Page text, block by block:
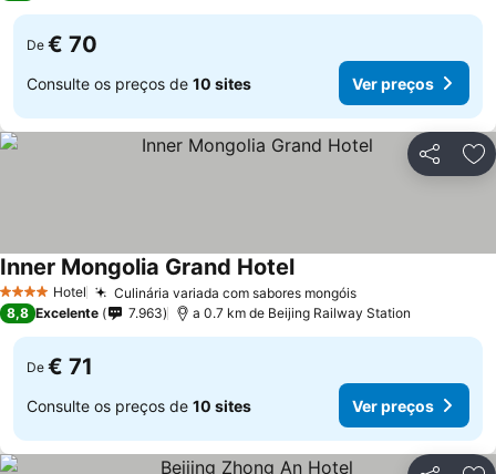
De € 70
Consulte os preços de 10 sites Ver preços
Partilhar
4 EstrelasHotel Culinária variada com sabores mongóis
Inner Mongolia Grand Hotel
8,8 Excelente 7.963 a 0.7 km de Beijing Railway Station
De € 71
Consulte os preços de 10 sites Ver preços